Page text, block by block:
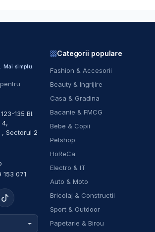
Mai simplu.
135 Bl.
4,
, Sectorul 2
153 071
Categorii populare
Fashion & Accesorii
Beauty & Ingrijire
Casa & Gradina
Bacanie & FMCG
Bebe & Copii
Petshop
HoReCa
Electro & IT
Auto & Moto
Bricolaj & Constructii
Sport & Outdoor
Papetarie & Birou